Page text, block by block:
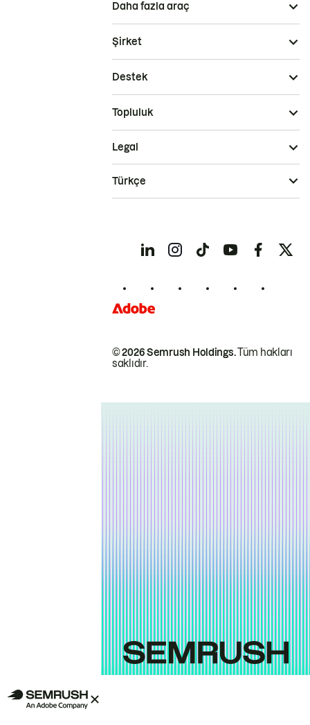
Daha fazla araç
Şirket
Destek
Topluluk
© 2026 Semrush Holdings.Tüm hakları
saklıdır.
Legal
Türkçe